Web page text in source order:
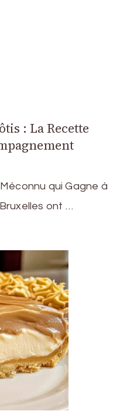
: La Recette
qui Gagne à
ont …